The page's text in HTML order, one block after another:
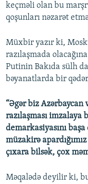
keçməli olan bu
qoşunları nəzarət
Müxbir yazır ki,
razılaşmada
Putinin Bakıda sülh
bəyanatlarda bir
“Əgər biz Azərbaycan
razılaşması
demarkasiyasını
müzakirə
çıxara bilsək, çox
Məqalədə deyilir ki,